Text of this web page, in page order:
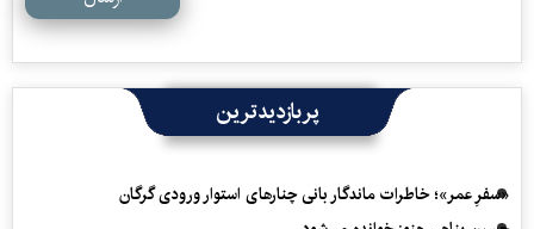
پربازدیدترین
«سفرِ عمر»؛ خاطرات ماندگار بانی چنارهای استوار ورودی گرگان